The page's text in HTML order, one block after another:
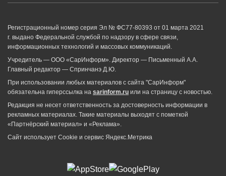
Регистрационный номер серия Эл № ФС77-80393 от 01 марта 2021
г. выдано Федеральной службой по надзору в сфере связи,
информационных технологий и массовых коммуникаций.
Учредитель — ООО «СарИнформ». Директор — Письменный А.А.
Главный редактор — Спринчанэ Д.Ю.
При использовании любых материалов с сайта "СарИнформ"
обязательна гиперссылка на sarinform.ru или на страницу с новостью.
Редакция не несет ответственность за достоверность информации в
рекламных материалах. Такие материалы выходят с пометкой
«Партнёрский материал» и «Реклама».
Сайт использует Cookie и сервиc Яндекс.Метрика